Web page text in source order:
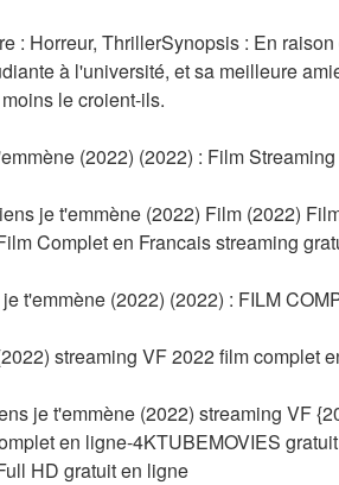
: Horreur, ThrillerSynopsis : En
à l'université, et sa meilleure
le croient-ils.
(2022) (2022) : Film
je t'emmène (2022) Film (2022)
Complet en Francais streaming
t'emmène (2022) (2022) : FILM
streaming VF 2022 film complet
je t'emmène (2022) streaming VF
en ligne-4KTUBEMOVIES
HD gratuit en ligne